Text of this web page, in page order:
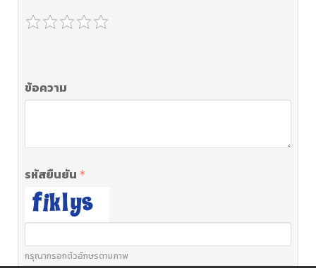
ข้อความ
รหัสยืนยัน
กรุณากรอกตัวอักษรตามภาพ